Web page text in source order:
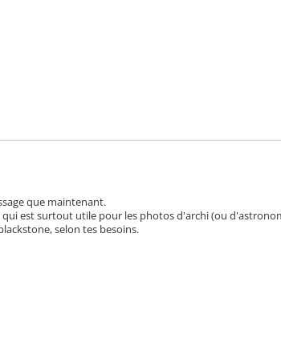
que maintenant.
est surtout utile pour les photos d'archi (ou
selon tes besoins.